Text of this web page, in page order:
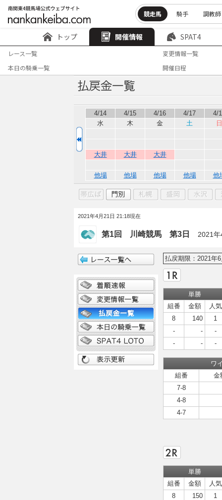
競走馬 騎手 調教師
トップ 開催情報 SPAT4
レース一覧
変更情報一覧
本日の騎乗一覧
開催日程
4/14 4/15 4/16 4/17
4/
水
木 金 土 日
大井 大井 大井
他場 他場 他場 他場 他
2021年4月21日 21:18現在
第1回 川崎競馬 第3日 2021年
払戻期限：2021年
単勝
組番
金額
人気
8
140
1
-
-
-
-
- -
ワ
組番
金
7-8
4-8
4-7
単勝
組番
金額
人気
8
150
1